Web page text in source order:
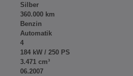
Silber
360.000 km
Benzin
Automatik
4
184 kW / 250 PS
3.471 cm³
06.2007